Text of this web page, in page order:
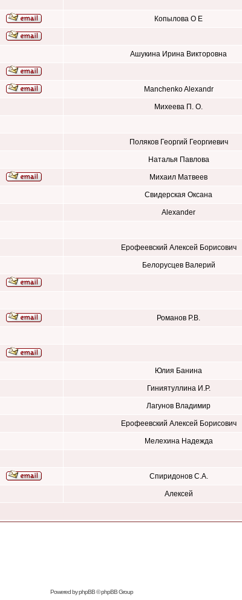
Копылова О Е
Ашукина Ирина Викторовна
Manchenko Alexandr
Михеева П. О.
Поляков Георгий Георгиевич
Наталья Павлова
Михаил Матвеев
Свидерская Оксана
Alexander
Ерофеевский Алексей Борисович
Белорусцев Валерий
Романов Р.В.
Юлия Банина
Гиниятуллина И.Р.
Лагунов Владимир
Ерофеевский Алексей Борисович
Мелехина Надежда
Спиридонов С.А.
Алексей
Powered byphpBB© phpBB Group